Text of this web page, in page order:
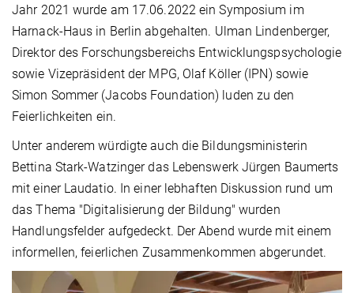
Jahr 2021 wurde am 17.06.2022 ein Symposium im
Harnack-Haus in Berlin abgehalten. Ulman Lindenberger,
Direktor des Forschungsbereichs Entwicklungspsychologie
sowie Vizepräsident der MPG, Olaf Köller (IPN) sowie
Simon Sommer (Jacobs Foundation) luden zu den
Feierlichkeiten ein.
Unter anderem würdigte auch die Bildungsministerin
Bettina Stark-Watzinger das Lebenswerk Jürgen Baumerts
mit einer Laudatio. In einer lebhaften Diskussion rund um
das Thema "Digitalisierung der Bildung" wurden
Handlungsfelder aufgedeckt. Der Abend wurde mit einem
informellen, feierlichen Zusammenkommen abgerundet.